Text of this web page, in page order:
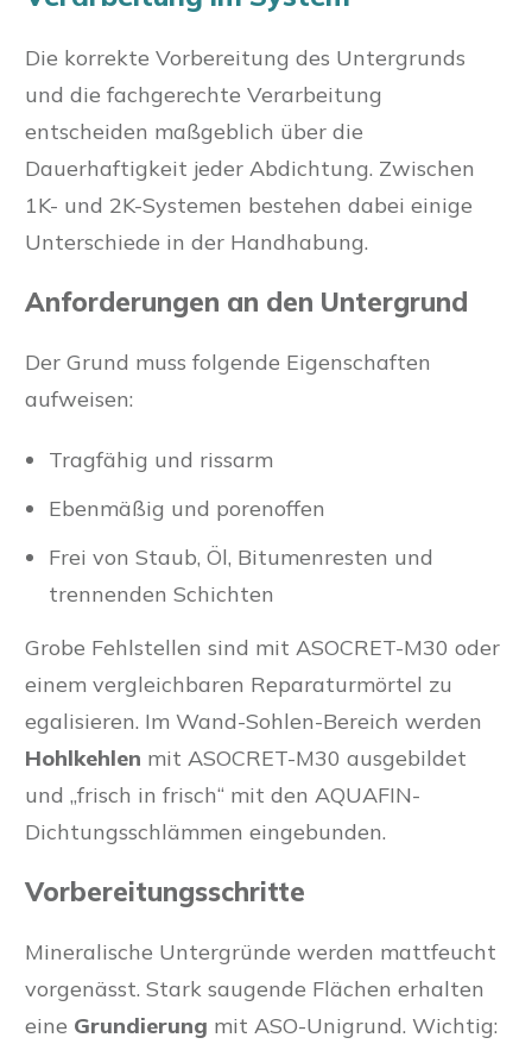
Die korrekte Vorbereitung des Untergrunds
und die fachgerechte Verarbeitung
entscheiden maßgeblich über die
Dauerhaftigkeit jeder Abdichtung. Zwischen
1K- und 2K-Systemen bestehen dabei einige
Unterschiede in der Handhabung.
Anforderungen an den Untergrund
Der Grund muss folgende Eigenschaften
aufweisen:
Tragfähig und rissarm
Ebenmäßig und porenoffen
Frei von Staub, Öl, Bitumenresten und
trennenden Schichten
Grobe Fehlstellen sind mit ASOCRET-M30 oder
einem vergleichbaren Reparaturmörtel zu
egalisieren. Im Wand-Sohlen-Bereich werden
Hohlkehlen mit ASOCRET-M30 ausgebildet
und „frisch in frisch“ mit den AQUAFIN-
Dichtungsschlämmen eingebunden.
Vorbereitungsschritte
Mineralische Untergründe werden mattfeucht
vorgenässt. Stark saugende Flächen erhalten
eine Grundierung mit ASO-Unigrund. Wichtig: